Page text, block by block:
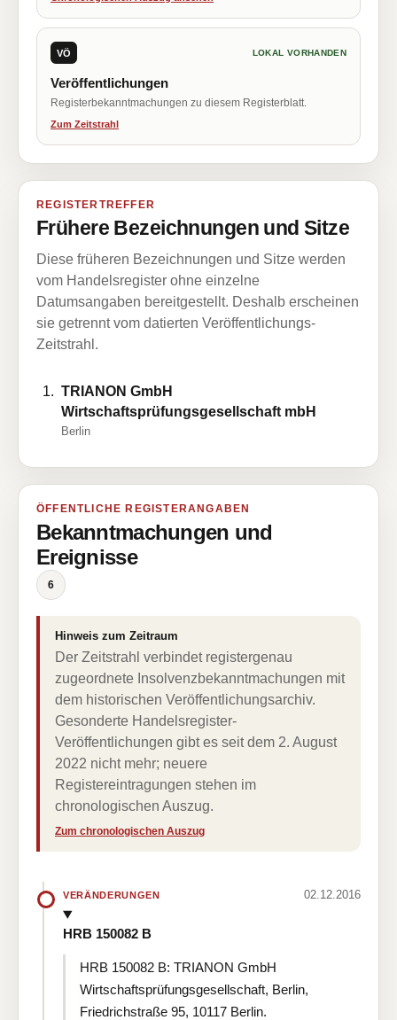
VÖ LOKAL VORHANDEN
Veröffentlichungen
Registerbekanntmachungen zu diesem Registerblatt.
Zum Zeitstrahl
REGISTERTREFFER
Frühere Bezeichnungen und Sitze
Diese früheren Bezeichnungen und Sitze werden
vom Handelsregister ohne einzelne
Datumsangaben bereitgestellt. Deshalb erscheinen
sie getrennt vom datierten Veröffentlichungs-
Zeitstrahl.
TRIANON GmbH
Wirtschaftsprüfungsgesellschaft mbH
Berlin
ÖFFENTLICHE REGISTERANGABEN
Bekanntmachungen und
Ereignisse
6
Hinweis zum Zeitraum
Der Zeitstrahl verbindet registergenau
zugeordnete Insolvenzbekanntmachungen mit
dem historischen Veröffentlichungsarchiv.
Gesonderte Handelsregister-
Veröffentlichungen gibt es seit dem 2. August
2022 nicht mehr; neuere
Registereintragungen stehen im
chronologischen Auszug.
Zum chronologischen Auszug
VERÄNDERUNGEN 02.12.2016
HRB 150082 B
HRB 150082 B: TRIANON GmbH
Wirtschaftsprüfungsgesellschaft, Berlin,
Friedrichstraße 95, 10117 Berlin.